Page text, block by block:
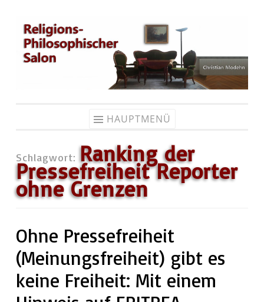
Zum
Inhalt
springen
HAUPTMENÜ
Schlagwort: Ranking der
Pressefreiheit Reporter
ohne Grenzen
Ohne Pressefreiheit
(Meinungsfreiheit) gibt es
keine Freiheit: Mit einem